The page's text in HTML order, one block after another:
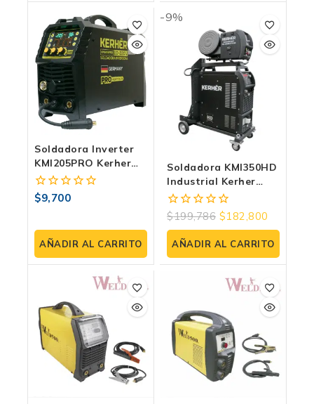
Soldadora Inverter
KMI205PRO Kerher
IGBT | 110/220V |
MIG/MMA/TIG
0
5
$9,700
AÑADIR AL CARRITO
-9%
Soldadora KMI350HD
Industrial Kerher
MIG/MAG Doble
Pulso 350A
0
fuera
de
5
$199,786 $182,800
AÑADIR AL CARRITO